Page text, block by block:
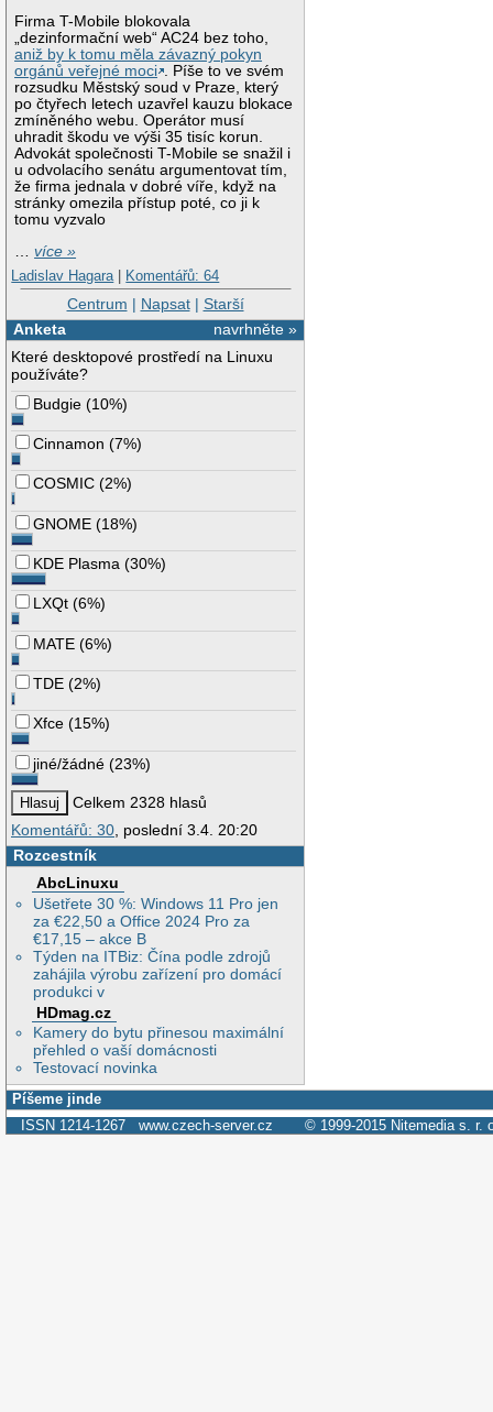
Firma T-Mobile blokovala
„dezinformační web“ AC24 bez toho,
aniž by k tomu měla závazný pokyn
orgánů veřejné moci . Píše to ve svém
rozsudku Městský soud v Praze, který
po čtyřech letech uzavřel kauzu blokace
zmíněného webu. Operátor musí
uhradit škodu ve výši 35 tisíc korun.
Advokát společnosti T-Mobile se snažil i
u odvolacího senátu argumentovat tím,
že firma jednala v dobré víře, když na
stránky omezila přístup poté, co ji k
tomu vyzvalo
…více »
Ladislav Hagara | Komentářů: 64
Centrum | Napsat| Starší
navrhněte »
Anketa
Které desktopové prostředí na Linuxu
používáte?
Budgie (10%)
Cinnamon (7%)
COSMIC (2%)
GNOME (18%)
KDE Plasma (30%)
LXQt (6%)
MATE (6%)
TDE (2%)
Xfce (15%)
jiné/žádné (23%)
Celkem 2328 hlasů
Komentářů: 30, poslední 3.4. 20:20
Rozcestník
AbcLinuxu
Ušetřete 30 %: Windows 11 Pro jen
za €22,50 a Office 2024 Pro za
€17,15 – akce B
Týden na ITBiz: Čína podle zdrojů
zahájila výrobu zařízení pro domácí
produkci v
HDmag.cz
Kamery do bytu přinesou maximální
přehled o vaší domácnosti
Testovací novinka
Píšeme jinde
ISSN 1214-1267 www.czech-server.cz © 1999-2015 Nitemedia s. r.